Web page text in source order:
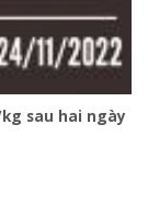
sau hai ngày